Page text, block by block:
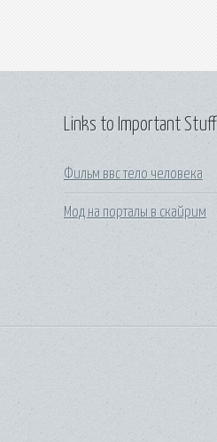
Links to Important Stuff
Фильм ввс тело человека
Мод на порталы в скайрим